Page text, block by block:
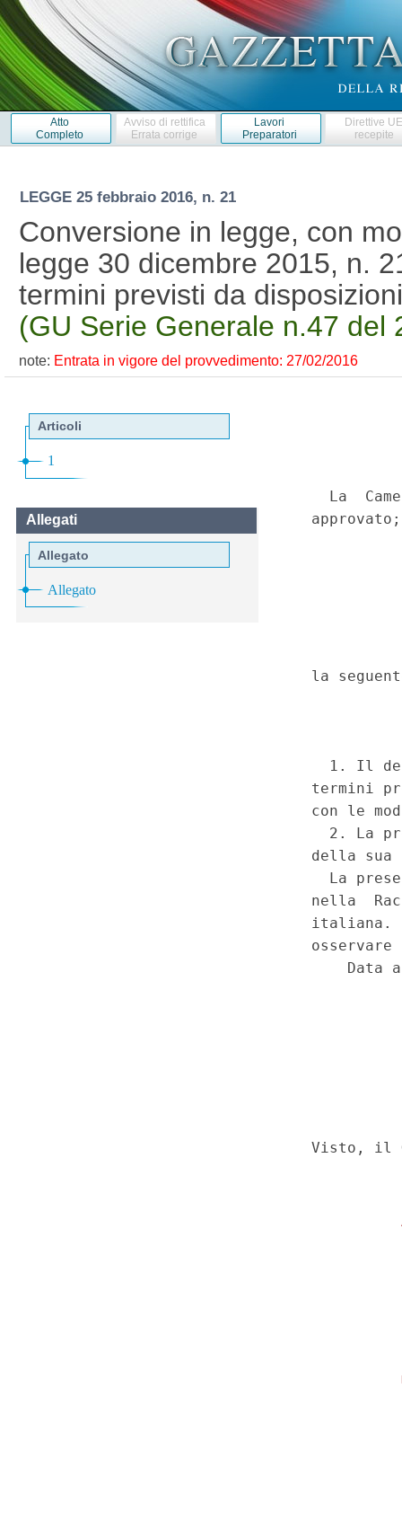
Atto
Completo
Avviso di rettifica
Errata corrige
Lavori
Preparatori
Direttive
recepite
LEGGE 25 febbraio 2016, n. 21
Conversione in legge, con
legge 30 dicembre 2015, n.
termini previsti da
(GU Serie Generale n.47 del
note: Entrata in vigore del provvedimento: 27/02/2016